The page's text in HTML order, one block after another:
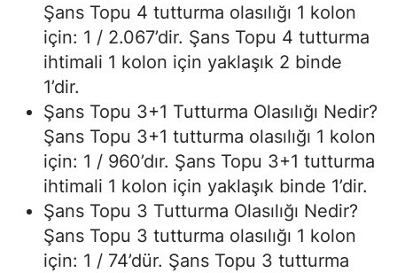
Şans Topu 4 tutturma olasılığı 1 kolon
için: 1 / 2.067’dir. Şans Topu 4 tutturma
ihtimali 1 kolon için yaklaşık 2 binde
1’dir.
Şans Topu 3+1 Tutturma Olasılığı Nedir?
Şans Topu 3+1 tutturma olasılığı 1 kolon
için: 1 / 960’dır. Şans Topu 3+1 tutturma
ihtimali 1 kolon için yaklaşık binde 1’dir.
Şans Topu 3 Tutturma Olasılığı Nedir?
Şans Topu 3 tutturma olasılığı 1 kolon
için: 1 / 74’dür. Şans Topu 3 tutturma